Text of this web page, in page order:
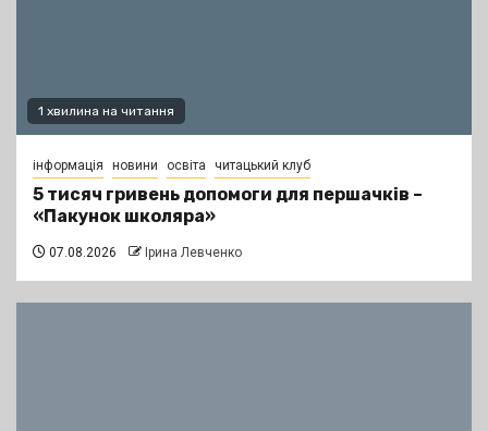
1 хвилина на читання
інформація новини освіта читацький клуб
5 тисяч гривень допомоги для першачків –
«Пакунок школяра»
07.08.2026 Ірина Левченко